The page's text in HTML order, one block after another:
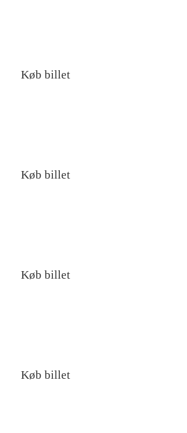
Køb billet
Køb billet
Køb billet
Køb billet